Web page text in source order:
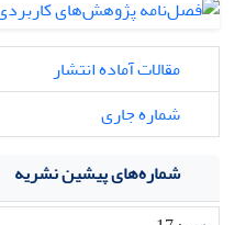
مقالات آماده انتشار
شماره جاری
شماره‌های پیشین نشریه